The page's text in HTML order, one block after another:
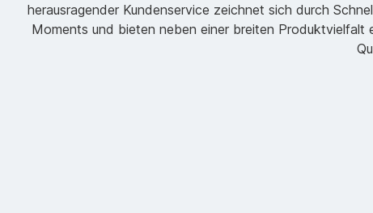
herausragender Kundenservice zeichnet sich durch
Moments und bieten neben einer breiten Produktvielfalt